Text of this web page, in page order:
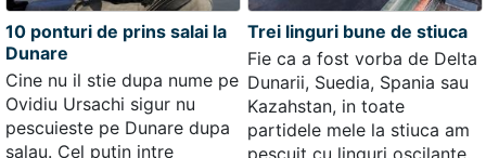
10 ponturi de prins salai la
Dunare
Cine nu il stie dupa nume pe
Ovidiu Ursachi sigur nu
pescuieste pe Dunare dupa
salau. Cel putin intre
Trei linguri bune de stiuca
Fie ca a fost vorba de Delta
Dunarii, Suedia, Spania sau
Kazahstan, in toate
partidele mele la stiuca am